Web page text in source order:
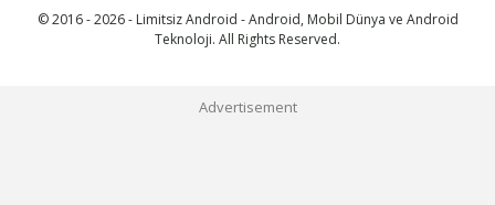
© 2016 - 2026 - Limitsiz Android - Android, Mobil Dünya ve Android
Teknoloji. All Rights Reserved.
Advertisement